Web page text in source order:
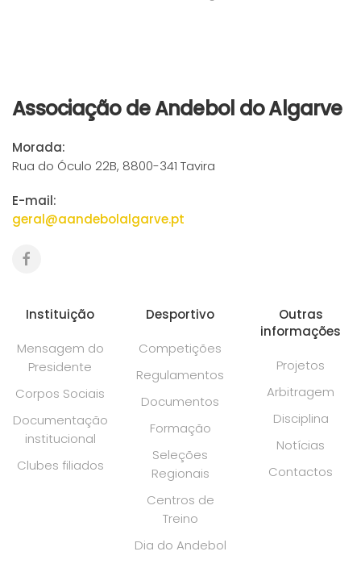
Associação de Andebol do Algarve
Morada:
Rua do Óculo 22B, 8800-341 Tavira
E-mail:
geral@aandebolalgarve.pt
Instituição
Mensagem do
Presidente
Corpos Sociais
Documentação
institucional
Clubes filiados
Desportivo
Competições
Regulamentos
Documentos
Formação
Seleções
Regionais
Centros de
Treino
Dia do Andebol
Outras
informações
Projetos
Arbitragem
Disciplina
Notícias
Contactos